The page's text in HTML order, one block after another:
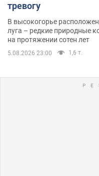
тревогу
В высокогорье
луга – редкие природные
на протяжении сотен лет
5.08.2026 23:00 1,6 т.